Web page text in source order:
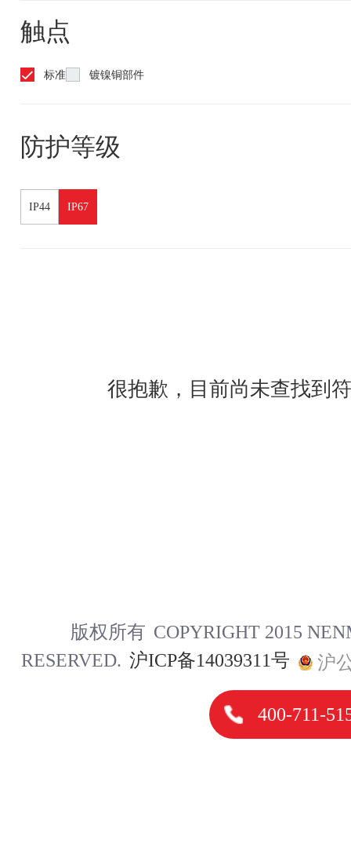
触点
标准 镀镍铜部件
防护等级
IP44 IP67
很抱歉，目前尚未查找到
版权所有 COPYRIGHT 2015
RESERVED. 沪ICP备14039311号 沪
400-711-